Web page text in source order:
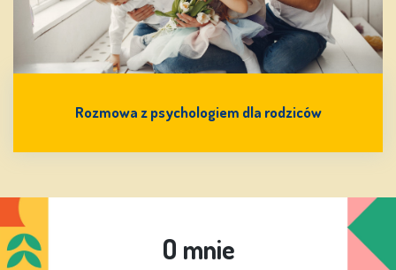
Rozmowa z psychologiem dla rodziców
O mnie